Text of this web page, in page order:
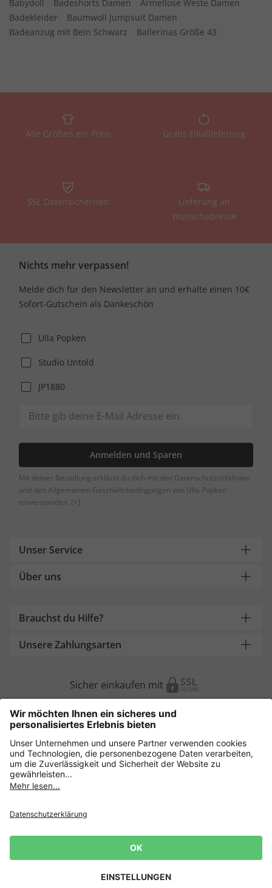
Babydoll
Badeshorts Damen
Ärmellose Weste Damen
Badekleider
Baumwoll Jumpsuit Damen
Badeanzug mit Bein Schwarz
Ballerinas Größe 43
Alle Größen ein Preis Gratis Filiallieferung
SSL Datensicherheit
Lieferung an
Wunschadresse
Nichts mehr verpassen!
Melde dich für den Newsletter an und erhalte einen 10€
Sofort-Gutschein als Dankeschön
Ulla Popken
Studio Untold
JP1880
Anmelden und Sparen
Mit deiner Bestellung erklärst du dich mit den Datenschutzrichtlinien
und den Allgemeinen Geschäftsbedingungen von Ulla Popken
einverstanden. [+]
Unser Service
Über uns
Brauchst du Hilfe?
Unsere Zahlungsarten
Sicher einkaufen mit
Weitere Onlineshops
Deutschland
AGB
Lieferbedingungen
Impressum Cookie Einstellungen